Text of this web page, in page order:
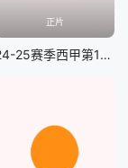
正片
24-25赛季西甲第17轮 巴拉多利德vs瓦伦西亚